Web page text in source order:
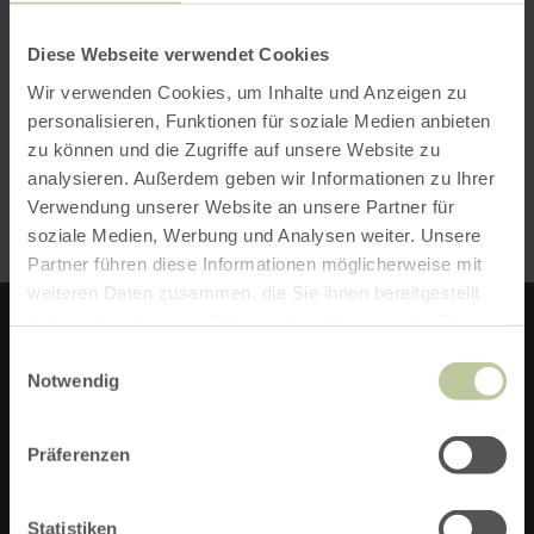
Diese Webseite verwendet Cookies
Wir verwenden Cookies, um Inhalte und Anzeigen zu
personalisieren, Funktionen für soziale Medien anbieten
zu können und die Zugriffe auf unsere Website zu
analysieren. Außerdem geben wir Informationen zu Ihrer
Verwendung unserer Website an unsere Partner für
soziale Medien, Werbung und Analysen weiter. Unsere
Partner führen diese Informationen möglicherweise mit
weiteren Daten zusammen, die Sie ihnen bereitgestellt
Notwendig
Präferenzen
Statistiken
Wohn-Bauwagen bis 4 Pers.
weitere Infos Gesamtpreis
755,00 € BUCHEN
NATURERLEBNIS BAUWAGEN -
53945 Blankenheim